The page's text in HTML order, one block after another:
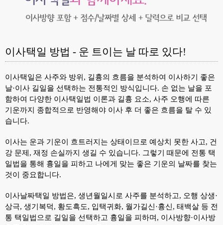
이사택일 방법 - 운 트이는 날 따로 있다!
이사택일은 사주와 방위, 길흉의 흐름을 분석하여 이사하기 좋은
날·이사 길일을 선택하는 전통적인 방식입니다. 손 없는 날을 포
함하여 다양한 이사택일법 이론과 길흉 요소, 사주 오행에 따른
기운까지 종합적으로 반영해야 이사 후 더 좋은 흐름을 탈 수 있
습니다.
이사는 운과 기운이 흐트러지는 상태이므로 예상치 못한 사고, 건
강 문제, 재정 손실까지 생길 수 있습니다. 그렇기 때문에 전통 택
일법을 통해 흉일을 피하고 나에게 맞는 좋은 기운의 날짜를 찾는
것이 중요합니다.
이사날짜택일 방법은, 생년월일시로 사주를 분석하고, 오행 상생·
상극, 생기복덕, 황도흑도, 입택귀화, 월가길신·흉신, 태백살 등 전
통 택일법으로 길일을 선택하고 흉일을 피하며, 이사방향·이사방